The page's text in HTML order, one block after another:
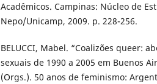
Acadêmicos. Campinas: Núcleo de
Nepo/Unicamp, 2009. p. 228-256.
BELUCCI, Mabel. “Coalizões queer:
sexuais de 1990 a 2005 em Buenos
(Orgs.). 50 anos de feminismo: